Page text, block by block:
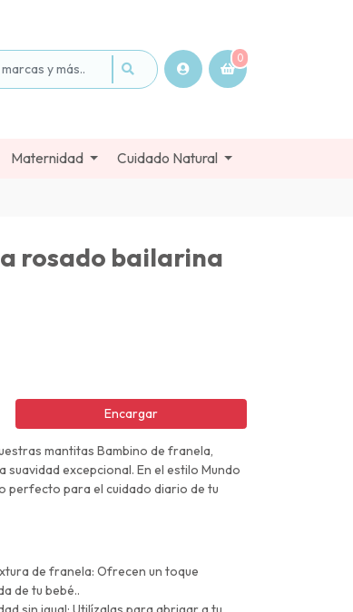
0
Maternidad Cuidado Natural
rosado bailarina
Encargar
mantitas Bambino de franela,
excepcional. En el estilo Mundo
perfecto para el cuidado diario de tu
de franela: Ofrecen un toque
de tu bebé..